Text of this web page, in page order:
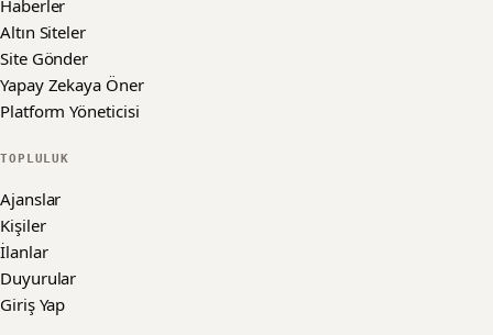
Haberler
Altın Siteler
Site Gönder
Yapay Zekaya Öner
Platform Yöneticisi
TOPLULUK
Ajanslar
Kişiler
İlanlar
Duyurular
Giriş Yap